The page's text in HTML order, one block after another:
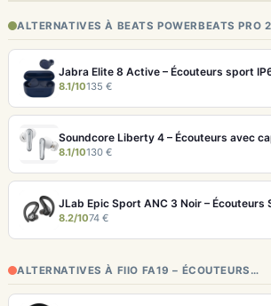
ALTERNATIVES À BEATS POWERBEATS PRO
8.1/10135 €
8.1/10130 €
8.2/1074 €
ALTERNATIVES À FIIO FA19 – ÉCOUTEURS…